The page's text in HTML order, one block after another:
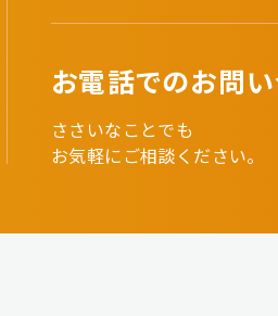
お電話でのお問
ささいなことでも
お気軽にご相談ください。